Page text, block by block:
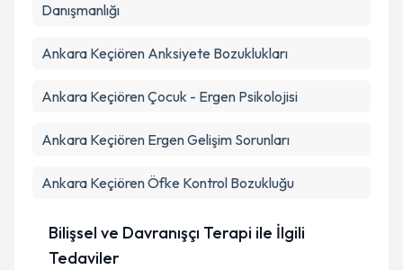
Danışmanlığı
Ankara Keçiören Anksiyete Bozuklukları
Ankara Keçiören Çocuk - Ergen Psikolojisi
Ankara Keçiören Ergen Gelişim Sorunları
Ankara Keçiören Öfke Kontrol Bozukluğu
Bilişsel ve Davranışçı Terapi ile İlgili
Tedaviler